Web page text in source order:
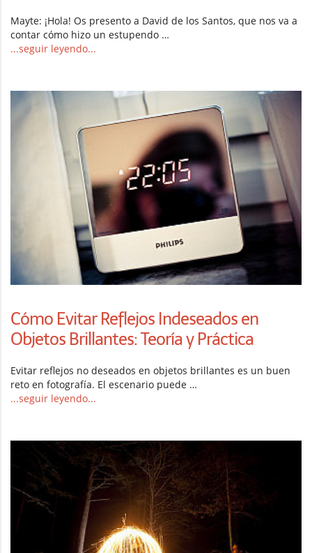
Mayte: ¡Hola! Os presento a David de los Santos, que nos va a
contar cómo hizo un estupendo …
...seguir leyendo...
Cómo Evitar Reflejos Indeseados en
Objetos Brillantes: Teoría y Práctica
Evitar reflejos no deseados en objetos brillantes es un buen
reto en fotografía. El escenario puede …
...seguir leyendo...